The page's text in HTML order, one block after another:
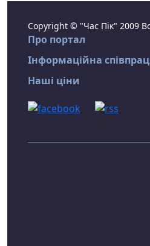
Copyright © "Час Пік" 2009
Про портал
Інформаційна
Наші ціни